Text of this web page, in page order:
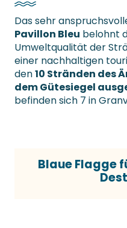
Das sehr
Pavillon Bleu belohnt
Umweltqualität der
einer nachhaltigen
den10 Stränden des
dem Gütesiegel
befinden sich 7 in
Blaue Flagge